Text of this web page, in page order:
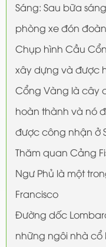
Sáng: Sau bữa
phòng xe đón
Chụp hình Cầu
xây dựng và được
Cổng Vàng là cây
hoàn thành và nó
được công nhận ở
Thăm quan Cảng
Ngư Phủ là một
Francisco
Đường dốc
những ngôi nhà